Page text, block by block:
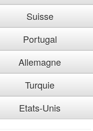
Suisse
Portugal
Allemagne
Turquie
Etats-Unis